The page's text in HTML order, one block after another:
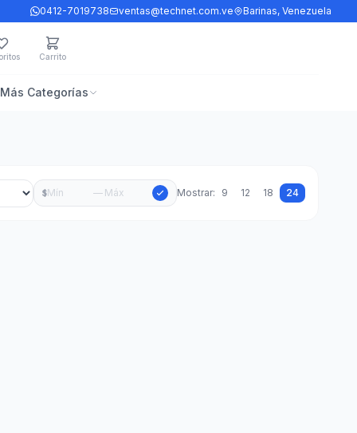
0412-7019738 ventas@technet.com.ve Barinas, Venezuela
Carrito
Más Categorías
$ — Mostrar: 9 12 18 24